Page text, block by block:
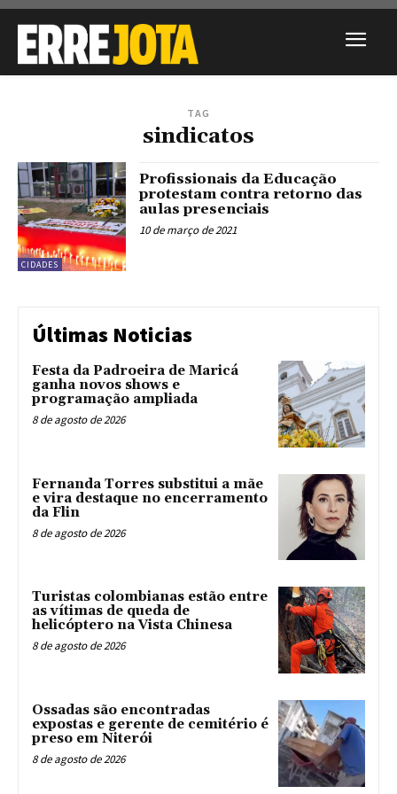
TAG
sindicatos
CIDADES
Profissionais da Educação
protestam contra retorno das
aulas presenciais
10 de março de 2021
Últimas Noticias
Festa da Padroeira de Maricá
ganha novos shows e
programação ampliada
8 de agosto de 2026
Fernanda Torres substitui a mãe
e vira destaque no encerramento
da Flin
8 de agosto de 2026
Turistas colombianas estão entre
as vítimas de queda de
helicóptero na Vista Chinesa
8 de agosto de 2026
Ossadas são encontradas
expostas e gerente de cemitério é
preso em Niterói
8 de agosto de 2026